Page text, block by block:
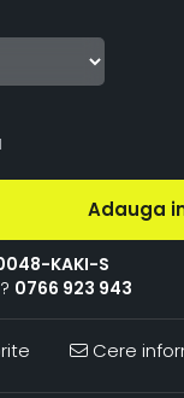
Adauga
KAKI-S
0766 923 943
Cere